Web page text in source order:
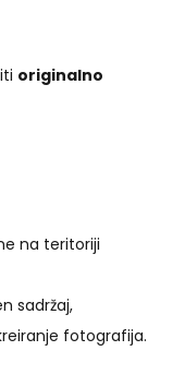
originalno
na teritoriji
sadržaj,
fotografija.